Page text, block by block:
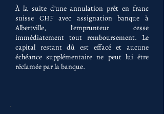
À la suite d'une annulation prêt en franc
suisse CHF avec assignation banque à
Albertville, l'emprunteur cesse
immédiatement tout remboursement. Le
capital restant dû est effacé et aucune
échéance supplémentaire ne peut lui être
réclamée par la banque.